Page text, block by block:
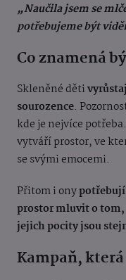
„Naučila jsem se
potřebujeme být
Co znamená
Skleněné děti
sourozence.
kde je nejvíce
vytváří prostor, ve
se svými emocemi.
Přitom i ony
prostor mluvit o
jejich pocity jsou
Kampaň,